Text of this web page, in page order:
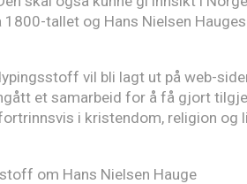
tallet og Hans Nielsen
vil bli lagt ut på web-
et samarbeid for å få gjort
i kristendom, religion og
om Hans Nielsen Hauge